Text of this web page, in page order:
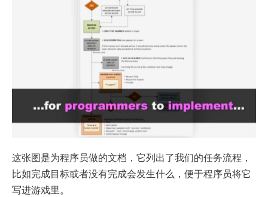
这张图是为程序员做的文档，它列出了我们的任务流程，
比如完成目标或者没有完成会发生什么，便于程序员将它
写进游戏里。